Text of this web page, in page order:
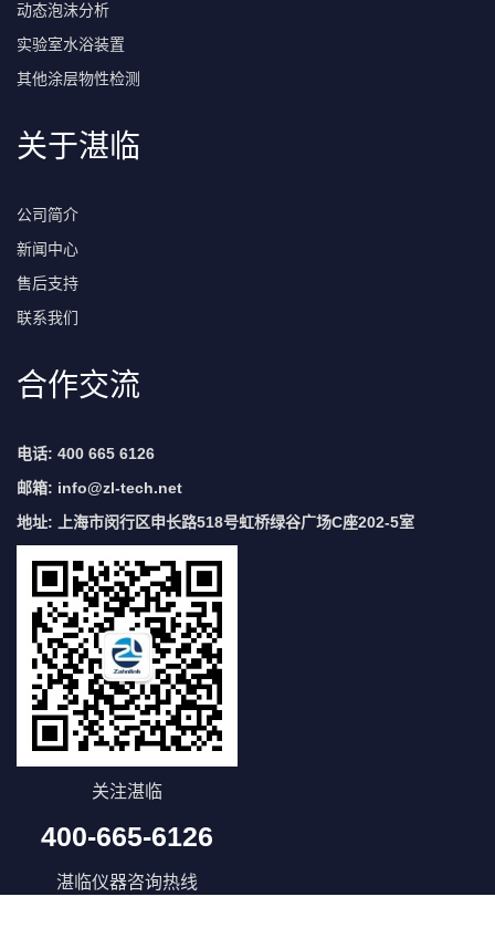
动态泡沫分析
实验室水浴装置
其他涂层物性检测
关于湛临
公司简介
新闻中心
售后支持
联系我们
合作交流
电话: 400 665 6126
邮箱: info@zl-tech.net
地址: 上海市闵行区申长路518号虹桥绿谷广场C座202-5室
关注湛临
400-665-6126
湛临仪器咨询热线